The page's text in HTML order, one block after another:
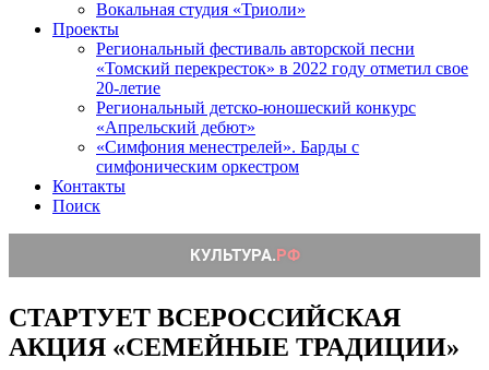
Вокальная студия «Триоли»
Проекты
Региональный фестиваль авторской песни
«Томский перекресток» в 2022 году отметил свое
20-летие
Региональный детско-юношеский конкурс
«Апрельский дебют»
«Симфония менестрелей». Барды с
симфоническим оркестром
Контакты
Поиск
СТАРТУЕТ ВСЕРОССИЙСКАЯ
АКЦИЯ «СЕМЕЙНЫЕ ТРАДИЦИИ»